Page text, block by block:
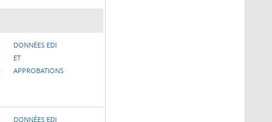
DONNÉES EDI
ET
APPROBATIONS
DONNÉES EDI